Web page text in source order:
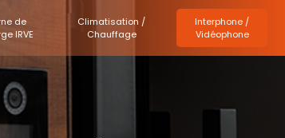
de
IRVE
Climatisation /
Chauffage
Interphone /
Vidéophone